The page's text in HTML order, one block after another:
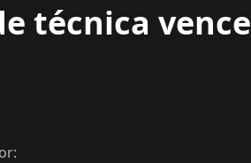
técnica vence